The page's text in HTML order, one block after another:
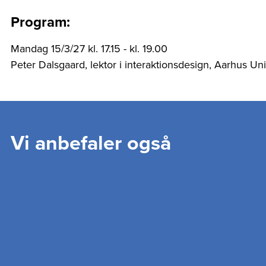
Program:
Mandag 15/3/27 kl. 17.15 - kl. 19.00
Peter Dalsgaard, lektor i interaktionsdesign, Aarhus
Vi anbefaler også